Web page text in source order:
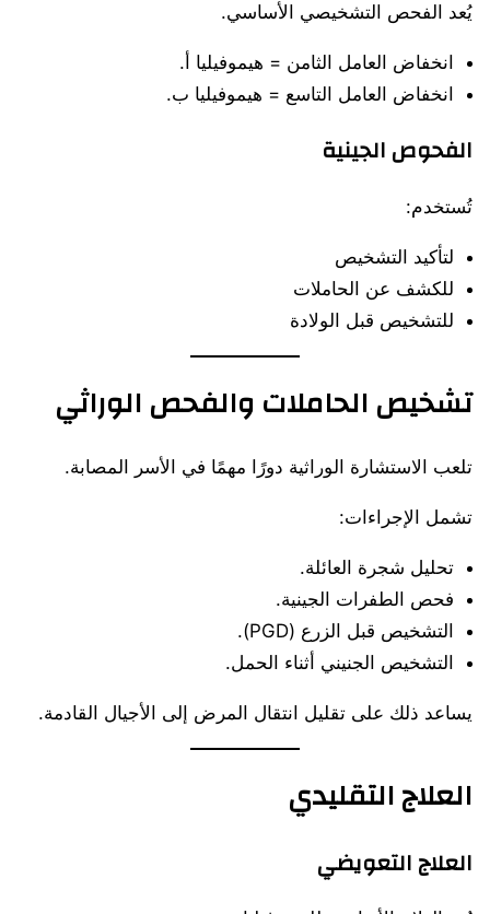
يُعد الفحص التشخيصي الأساسي.
انخفاض العامل الثامن = هيموفيليا أ.
انخفاض العامل التاسع = هيموفيليا ب.
الفحوص الجينية
تُستخدم:
لتأكيد التشخيص
للكشف عن الحاملات
للتشخيص قبل الولادة
تشخيص الحاملات والفحص الوراثي
تلعب الاستشارة الوراثية دورًا مهمًا في الأسر المصابة.
تشمل الإجراءات:
تحليل شجرة العائلة.
فحص الطفرات الجينية.
التشخيص قبل الزرع (PGD).
التشخيص الجنيني أثناء الحمل.
يساعد ذلك على تقليل انتقال المرض إلى الأجيال القادمة.
العلاج التقليدي
العلاج التعويضي